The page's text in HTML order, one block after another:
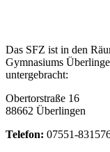
Das SFZ ist in den
Gymnasiums
untergebracht:
Obertorstraße 16
88662 Überlingen
Telefon: 07551-